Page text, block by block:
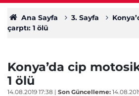
haber! Cesedi serada
Ana Sayfa 3. Sayfa
çarptı: 1 ölü
Konya’da cip
1 ölü
14.08.2019 17:38 | Son Güncelleme: